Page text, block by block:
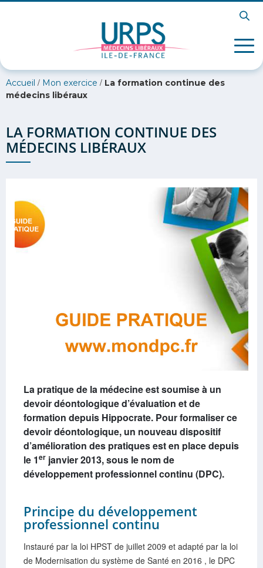
Accueil / Mon exercice / La formation continue des
médecins libéraux
LA FORMATION CONTINUE DES
MÉDECINS LIBÉRAUX
La pratique de la médecine est soumise à un
devoir déontologique d’évaluation et de
formation depuis Hippocrate. Pour formaliser ce
devoir déontologique, un nouveau dispositif
d’amélioration des pratiques est en place depuis
le 1er janvier 2013, sous le nom de
développement professionnel continu (DPC).
Principe du développement
professionnel continu
Instauré par la loi HPST de juillet 2009 et adapté par la loi
de Modernisation du système de Santé en 2016 , le DPC